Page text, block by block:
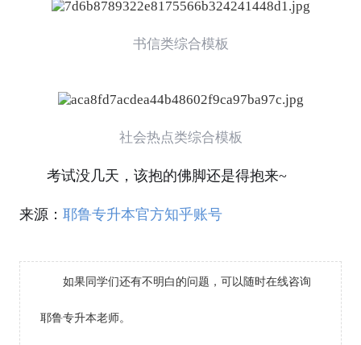
书信类综合模板
社会热点类综合模板
考试没几天，该抱的佛脚还是得抱来~
来源： 耶鲁专升本官方知乎账号
如果同学们还有不明白的问题，可以随时在线咨询
耶鲁专升本老师。